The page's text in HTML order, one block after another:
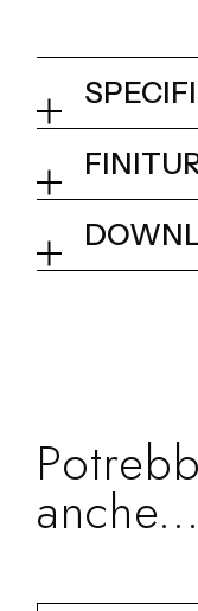
Soffione
Collezione
02Q -
anche...